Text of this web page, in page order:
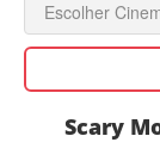
Scary